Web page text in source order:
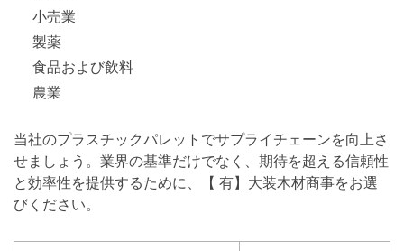
小売業
製薬
食品および飲料
農業
当社のプラスチックパレットでサプライチェーンを向上さ
せましょう。業界の基準だけでなく、期待を超える信頼性
と効率性を提供するために、【 有】大装木材商事をお選
びください。